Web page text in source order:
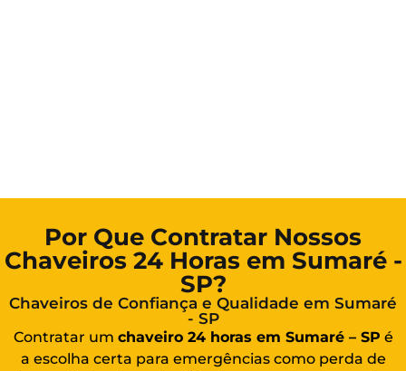
Por Que Contratar Nossos
Chaveiros 24 Horas em Sumaré -
SP?
Chaveiros de Confiança e Qualidade em Sumaré
- SP
Contratar um chaveiro 24 horas em Sumaré – SP é
a escolha certa para emergências como perda de